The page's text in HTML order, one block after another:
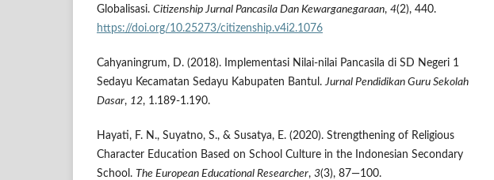
Globalisasi. Citizenship Jurnal Pancasila Dan Kewarganegaraan, 4(2), 440.
https://doi.org/10.25273/citizenship.v4i2.1076
Cahyaningrum, D. (2018). Implementasi Nilai-nilai Pancasila di SD Negeri 1
Sedayu Kecamatan Sedayu Kabupaten Bantul.Jurnal Pendidikan Guru Sekolah
Dasar, 12, 1.189-1.190.
Hayati, F. N., Suyatno, S., & Susatya, E. (2020). Strengthening of Religious
Character Education Based on School Culture in the Indonesian Secondary
School. The European Educational Researcher, 3(3), 87—100.